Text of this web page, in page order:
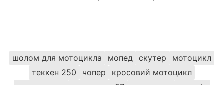
шолом для мотоцикла мопед скутер
мотоцикл
теккен 250
чопер
кросовий мотоцикл